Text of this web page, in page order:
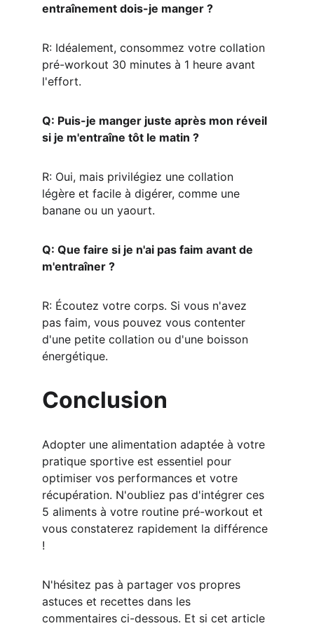
entraînement dois-je manger ?
R: Idéalement, consommez votre collation
pré-workout 30 minutes à 1 heure avant
l'effort.
Q: Puis-je manger juste après mon réveil
si je m'entraîne tôt le matin ?
R: Oui, mais privilégiez une collation
légère et facile à digérer, comme une
banane ou un yaourt.
Q: Que faire si je n'ai pas faim avant de
m'entraîner ?
R: Écoutez votre corps. Si vous n'avez
pas faim, vous pouvez vous contenter
d'une petite collation ou d'une boisson
énergétique.
Conclusion
Adopter une alimentation adaptée à votre
pratique sportive est essentiel pour
optimiser vos performances et votre
récupération. N'oubliez pas d'intégrer ces
5 aliments à votre routine pré-workout et
vous constaterez rapidement la différence
!
N'hésitez pas à partager vos propres
astuces et recettes dans les
commentaires ci-dessous. Et si cet article